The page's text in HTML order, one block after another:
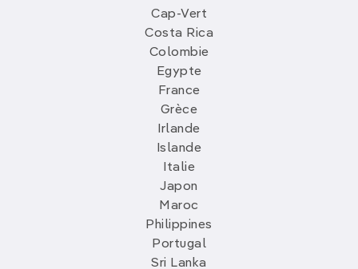
Cap-Vert
Costa Rica
Colombie
Egypte
France
Grèce
Irlande
Islande
Italie
Japon
Maroc
Philippines
Portugal
Sri Lanka